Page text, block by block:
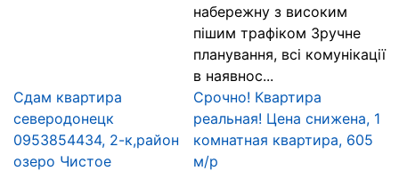
набережну з високим
пішим трафіком Зручне
планування, всі комунікації
в наявнос...
Сдам квартира
северодонецк
0953854434, 2-к,район
озеро Чистое
Срочно! Квартира
реальная! Цена снижена, 1
комнатная квартира, 605
м/р